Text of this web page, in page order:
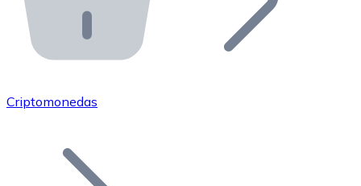
Bitnovo API
Integra nuestra API en tu ecosistema.
Únete a nuestra red de distribuidores.
Añade tu proyecto a nuestro ecosistema.
Criptomonedas